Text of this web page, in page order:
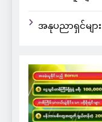
အနုပညာရှင်များ